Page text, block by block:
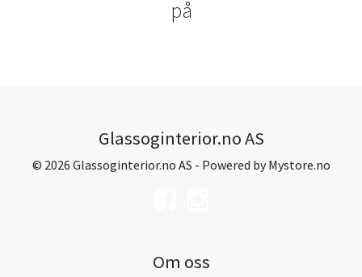
på
Glassoginterior.no AS
© 2026 Glassoginterior.no AS - Powered byMystore.no
Om oss